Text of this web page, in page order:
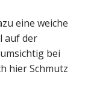
eine weiche
auf der
bei
hier Schmutz